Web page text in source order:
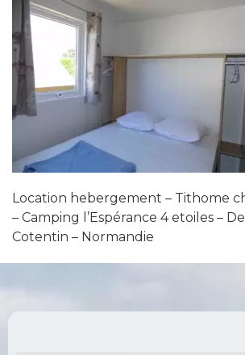
Location hebergement – Tithome
– Camping l’Espérance 4 etoiles –
Cotentin – Normandie